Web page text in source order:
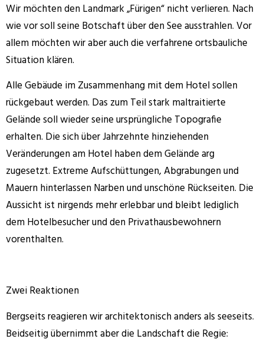
Wir möchten den Landmark „Fürigen“ nicht verlieren. Nach
wie vor soll seine Botschaft über den See ausstrahlen. Vor
allem möchten wir aber auch die verfahrene ortsbauliche
Situation klären.
Alle Gebäude im Zusammenhang mit dem Hotel sollen
rückgebaut werden. Das zum Teil stark maltraitierte
Gelände soll wieder seine ursprüngliche Topografie
erhalten. Die sich über Jahrzehnte hinziehenden
Veränderungen am Hotel haben dem Gelände arg
zugesetzt. Extreme Aufschüttungen, Abgrabungen und
Mauern hinterlassen Narben und unschöne Rückseiten. Die
Aussicht ist nirgends mehr erlebbar und bleibt lediglich
dem Hotelbesucher und den Privathausbewohnern
vorenthalten.
Zwei Reaktionen
Bergseits reagieren wir architektonisch anders als seeseits.
Beidseitig übernimmt aber die Landschaft die Regie: